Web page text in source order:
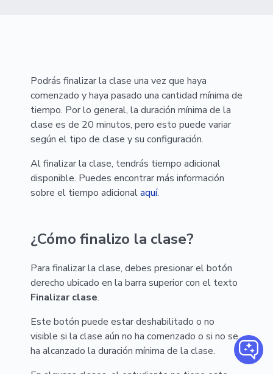
Podrás finalizar la clase una vez que haya
comenzado y haya pasado una cantidad mínima de
tiempo. Por lo general, la duración mínima de la
clase es de 20 minutos, pero esto puede variar
según el tipo de clase y su configuración.
Al finalizar la clase, tendrás tiempo adicional
disponible. Puedes encontrar más información
sobre el tiempo adicionalaquí.
¿Cómo finalizo la clase?
Para finalizar la clase, debes presionar el botón
derecho ubicado en la barra superior con el texto
Finalizar clase.
Este botón puede estar deshabilitado o no
visible si la clase aún no ha comenzado o si no se
ha alcanzado la duración mínima de la clase.